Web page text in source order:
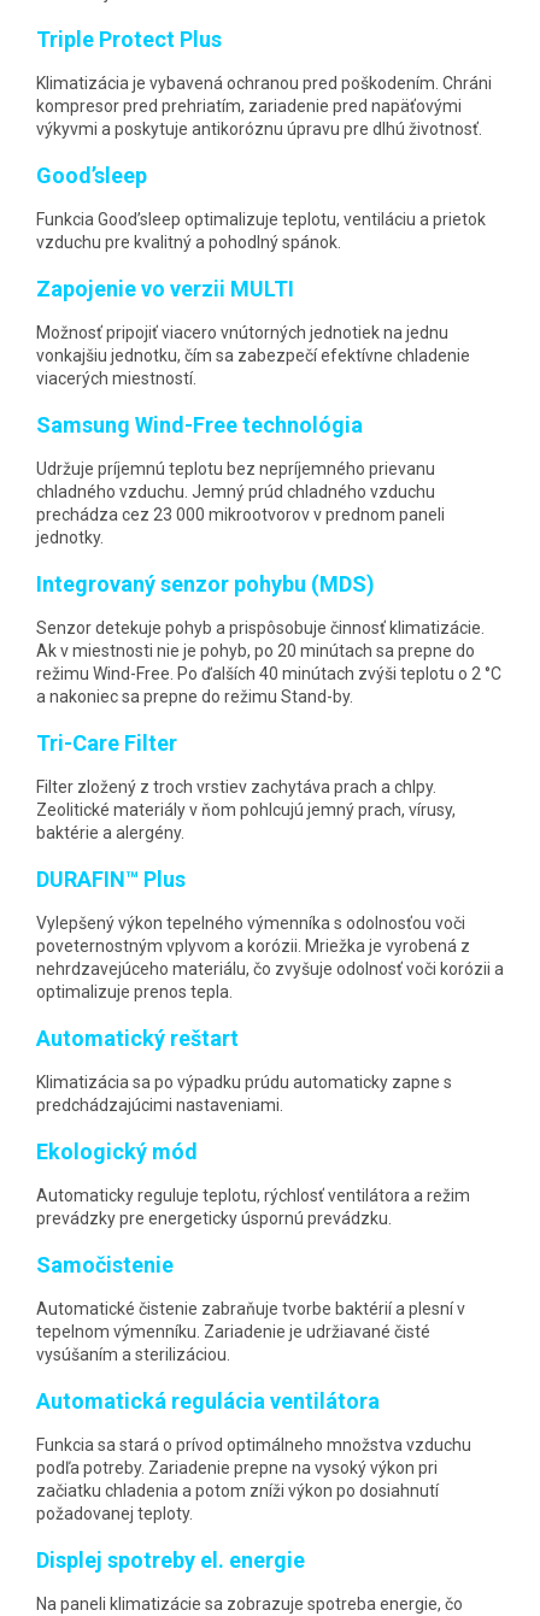
Triple Protect Plus
Klimatizácia je vybavená ochranou pred poškodením. Chráni
kompresor pred prehriatím, zariadenie pred napäťovými
výkyvmi a poskytuje antikoróznu úpravu pre dlhú životnosť.
Good’sleep
Funkcia Good’sleep optimalizuje teplotu, ventiláciu a prietok
vzduchu pre kvalitný a pohodlný spánok.
Zapojenie vo verzii MULTI
Možnosť pripojiť viacero vnútorných jednotiek na jednu
vonkajšiu jednotku, čím sa zabezpečí efektívne chladenie
viacerých miestností.
Samsung Wind-Free technológia
Udržuje príjemnú teplotu bez nepríjemného prievanu
chladného vzduchu. Jemný prúd chladného vzduchu
prechádza cez 23 000 mikrootvorov v prednom paneli
jednotky.
Integrovaný senzor pohybu (MDS)
Senzor detekuje pohyb a prispôsobuje činnosť klimatizácie.
Ak v miestnosti nie je pohyb, po 20 minútach sa prepne do
režimu Wind-Free. Po ďalších 40 minútach zvýši teplotu o 2 °C
a nakoniec sa prepne do režimu Stand-by.
Tri-Care Filter
Filter zložený z troch vrstiev zachytáva prach a chlpy.
Zeolitické materiály v ňom pohlcujú jemný prach, vírusy,
baktérie a alergény.
DURAFIN™ Plus
Vylepšený výkon tepelného výmenníka s odolnosťou voči
poveternostným vplyvom a korózii. Mriežka je vyrobená z
nehrdzavejúceho materiálu, čo zvyšuje odolnosť voči korózii a
optimalizuje prenos tepla.
Automatický reštart
Klimatizácia sa po výpadku prúdu automaticky zapne s
predchádzajúcimi nastaveniami.
Ekologický mód
Automaticky reguluje teplotu, rýchlosť ventilátora a režim
prevádzky pre energeticky úspornú prevádzku.
Samočistenie
Automatické čistenie zabraňuje tvorbe baktérií a plesní v
tepelnom výmenníku. Zariadenie je udržiavané čisté
vysúšaním a sterilizáciou.
Automatická regulácia ventilátora
Funkcia sa stará o prívod optimálneho množstva vzduchu
podľa potreby. Zariadenie prepne na vysoký výkon pri
začiatku chladenia a potom zníži výkon po dosiahnutí
požadovanej teploty.
Displej spotreby el. energie
Na paneli klimatizácie sa zobrazuje spotreba energie, čo